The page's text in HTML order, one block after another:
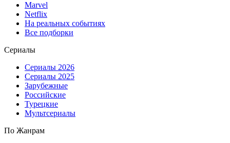
Marvel
Netflix
На реальных событиях
Все подборки
Сериалы
Сериалы 2026
Сериалы 2025
Зарубежные
Российские
Турецкие
Мультсериалы
По Жанрам